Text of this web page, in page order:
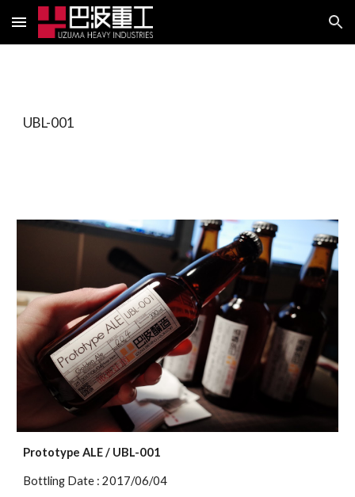
Skip to main content Skip to navigation
UBL-001
Prototype ALE / UBL-001
Bottling Date : 2017/06/04